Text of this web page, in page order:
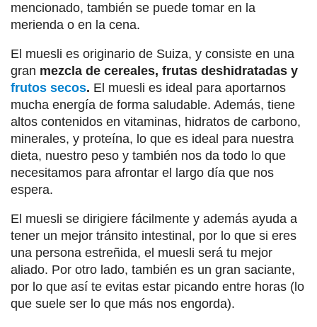
mencionado, también se puede tomar en la
merienda o en la cena.
El muesli es originario de Suiza, y consiste en una
gran mezcla de cereales, frutas deshidratadas y
frutos secos. El muesli es ideal para aportarnos
mucha energía de forma saludable. Además, tiene
altos contenidos en vitaminas, hidratos de carbono,
minerales, y proteína, lo que es ideal para nuestra
dieta, nuestro peso y también nos da todo lo que
necesitamos para afrontar el largo día que nos
espera.
El muesli se dirigiere fácilmente y además ayuda a
tener un mejor tránsito intestinal, por lo que si eres
una persona estreñida, el muesli será tu mejor
aliado. Por otro lado, también es un gran saciante,
por lo que así te evitas estar picando entre horas (lo
que suele ser lo que más nos engorda).